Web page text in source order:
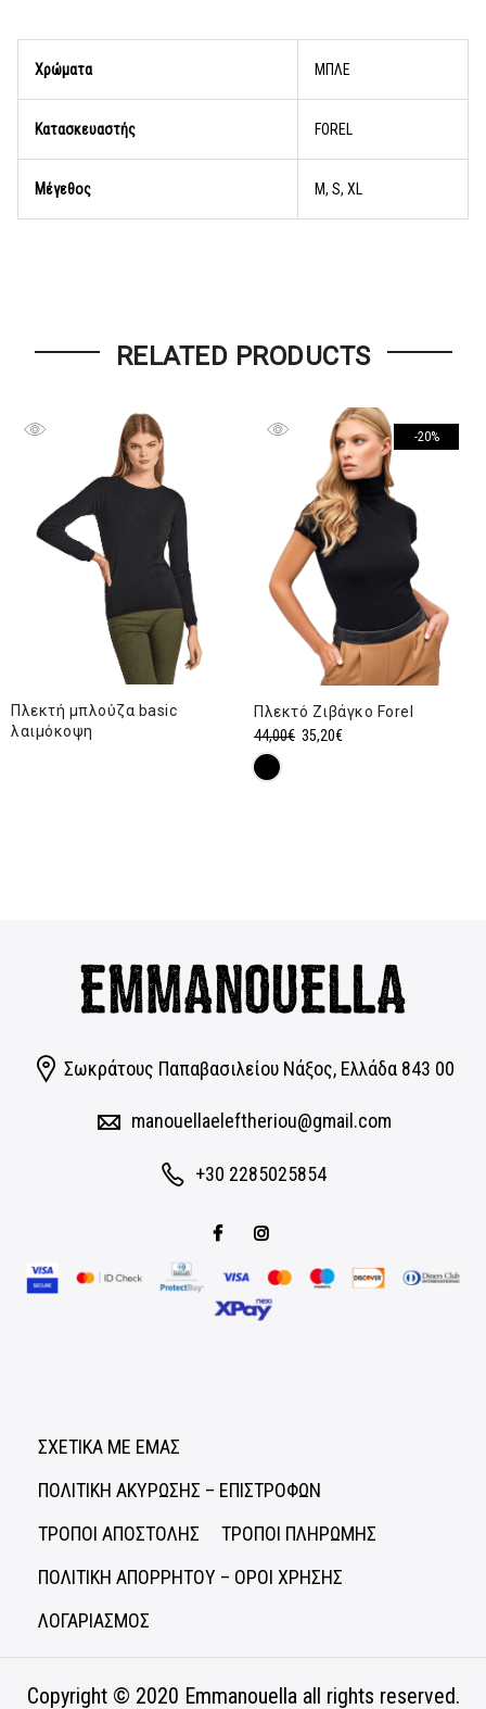
Χρώματα ΜΠΛΕ
Κατασκευαστής FOREL
Μέγεθος M, S, XL
RELATED PRODUCTS
Πλεκτή μπλούζα basic
λαιμόκοψη
-20%
Πλεκτό Ζιβάγκο Forel
44,00€ Original
35,20€Η
Σωκράτους Παπαβασιλείου Νάξος, Eλλάδα 843 00
manouellaeleftheriou@gmail.com
+30 2285025854
ΣΧΕΤΙΚΑ ΜΕ ΕΜΑΣ
ΠΟΛΙΤΙΚΗ ΑΚΥΡΩΣΗΣ – ΕΠΙΣΤΡΟΦΩΝ
ΤΡΟΠΟΙ ΑΠΟΣΤΟΛΗΣ
ΤΡΟΠΟΙ ΠΛΗΡΩΜΗΣ
ΠΟΛΙΤΙΚΗ ΑΠΟΡΡΗΤΟΥ – ΟΡΟΙ ΧΡΗΣΗΣ
ΛΟΓΑΡΙΑΣΜΟΣ
Copyright © 2020 Emmanouellaall rights reserved.